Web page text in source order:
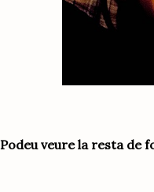
Podeu veure la resta de